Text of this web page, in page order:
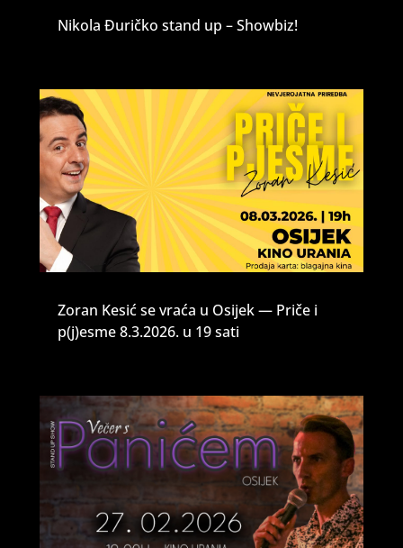
Nikola Đuričko stand up – Showbiz!
Zoran Kesić se vraća u Osijek — Priče i
p(j)esme 8.3.2026. u 19 sati